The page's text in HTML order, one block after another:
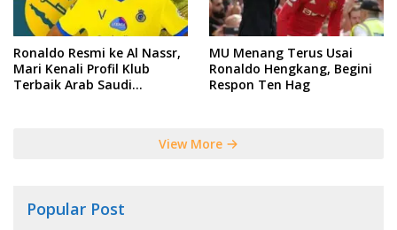
Ronaldo Resmi ke Al Nassr,
Mari Kenali Profil Klub
Terbaik Arab Saudi
MU Menang Terus Usai
Ronaldo Hengkang, Begini
Respon Ten Hag
View More
Popular Post